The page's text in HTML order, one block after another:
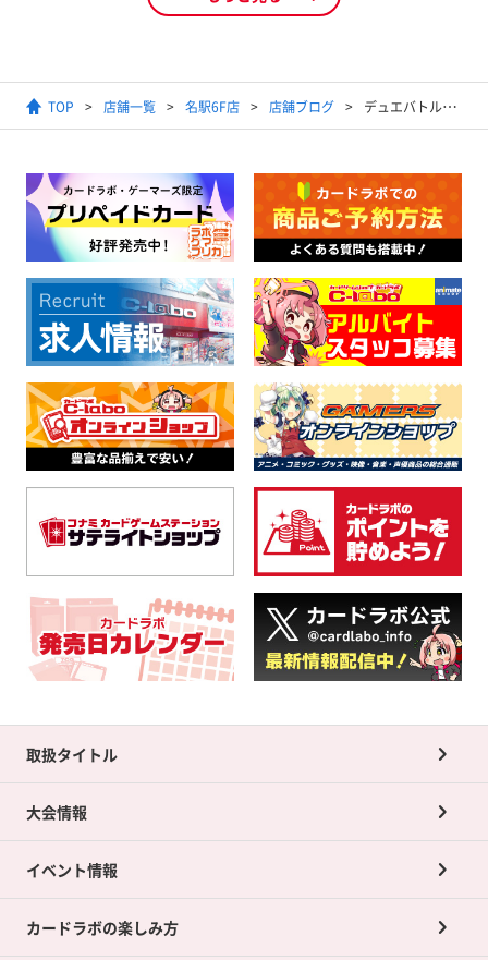
TOP 店舗一覧 名駅6F店 店舗ブログ デュエバトル（DM）ショップバトル（BS）結果発表！
取扱タイトル
大会情報
イベント情報
カードラボの楽しみ方